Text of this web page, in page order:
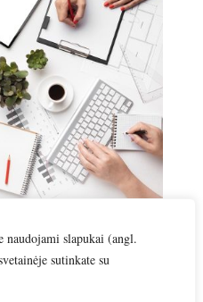
naudojami slapukai (angl.
sutinkate su